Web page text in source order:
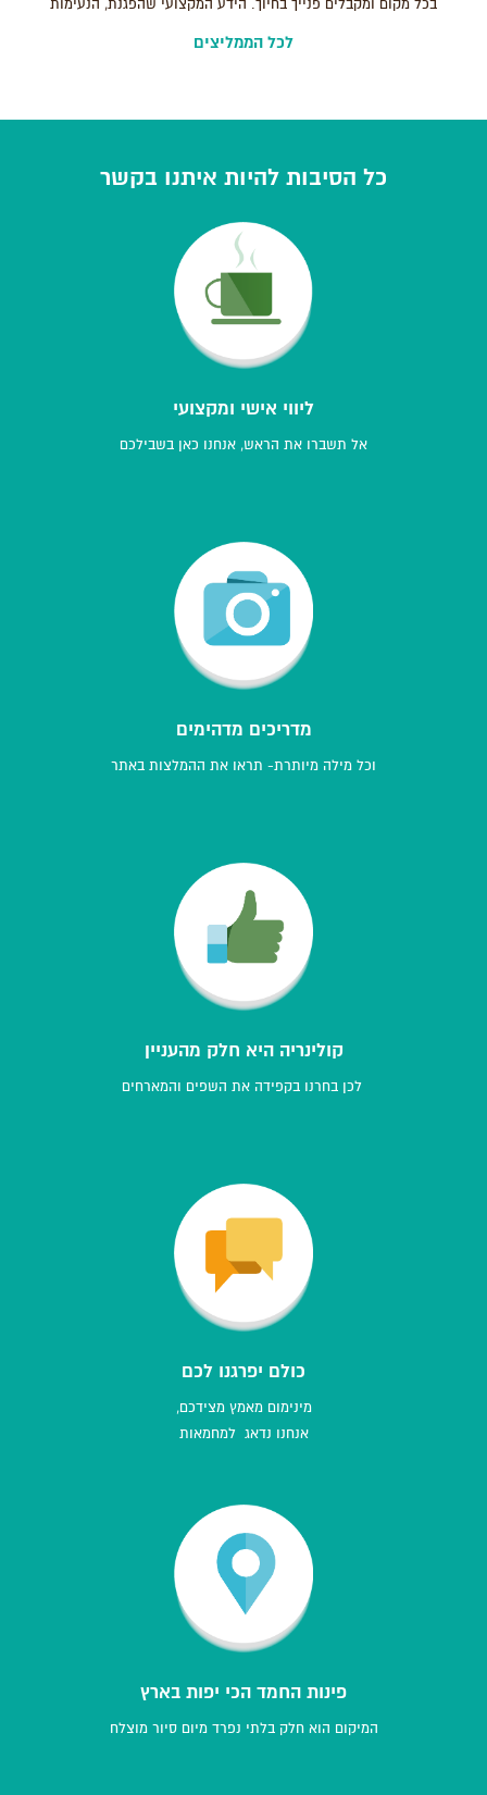
בכל מקום ומקבלים פנייך בחיוך. הידע המקצועי שהפגנת, הנעימות
לכל הממליצים
כל הסיבות להיות איתנו בקשר
ליווי אישי ומקצועי
אל תשברו את הראש, אנחנו כאן בשבילכם
מדריכים מדהימים
וכל מילה מיותרת- תראו את ההמלצות באתר
קולינריה היא חלק מהעניין
לכן בחרנו בקפידה את השפים והמארחים
כולם יפרגנו לכם
מינימום מאמץ מצידכם,
אנחנו נדאג למחמאות
פינות החמד הכי יפות בארץ
המיקום הוא חלק בלתי נפרד מיום סיור מוצלח